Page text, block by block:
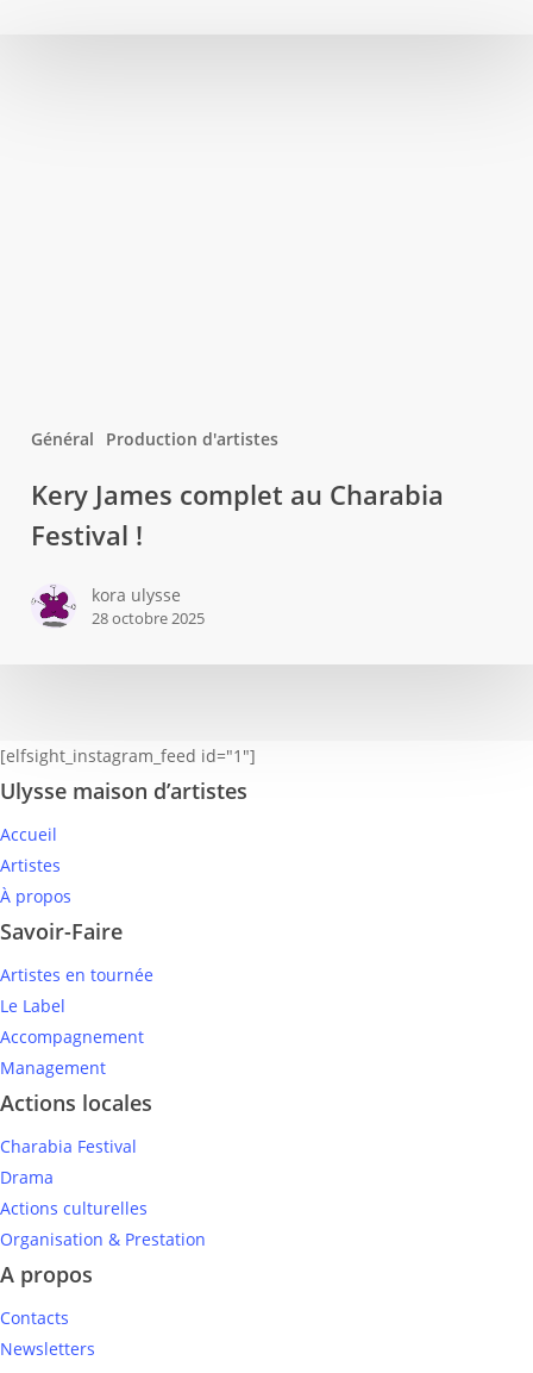
Général
Production d'artistes
Kery James complet au Charabia
Festival !
kora ulysse
28 octobre 2025
[elfsight_instagram_feed id="1"]
Ulysse maison d’artistes
Accueil
Artistes
À propos
Savoir-Faire
Artistes en tournée
Le Label
Accompagnement
Management
Actions locales
Charabia Festival
Drama
Actions culturelles
Organisation & Prestation
A propos
Contacts
Newsletters